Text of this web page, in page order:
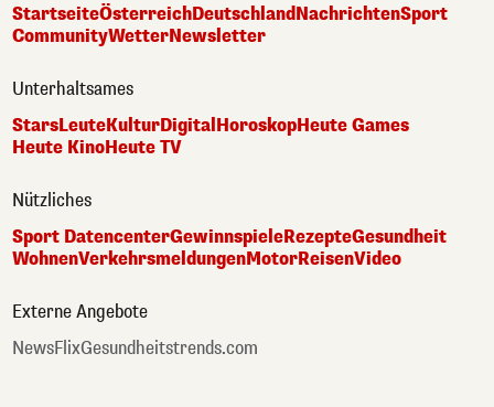
StartseiteÖsterreichDeutschlandNachrichtenSport
CommunityWetterNewsletter
Unterhaltsames
StarsLeuteKulturDigitalHoroskopHeute Games
Heute KinoHeute TV
Nützliches
Sport DatencenterGewinnspieleRezepteGesundheit
WohnenVerkehrsmeldungenMotorReisenVideo
Externe Angebote
NewsFlixGesundheitstrends.com